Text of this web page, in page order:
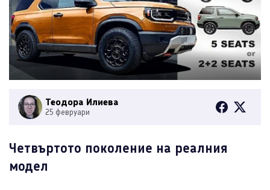
Теодора Илиева
25 февруари
Четвъртото поколение на реалния
модел